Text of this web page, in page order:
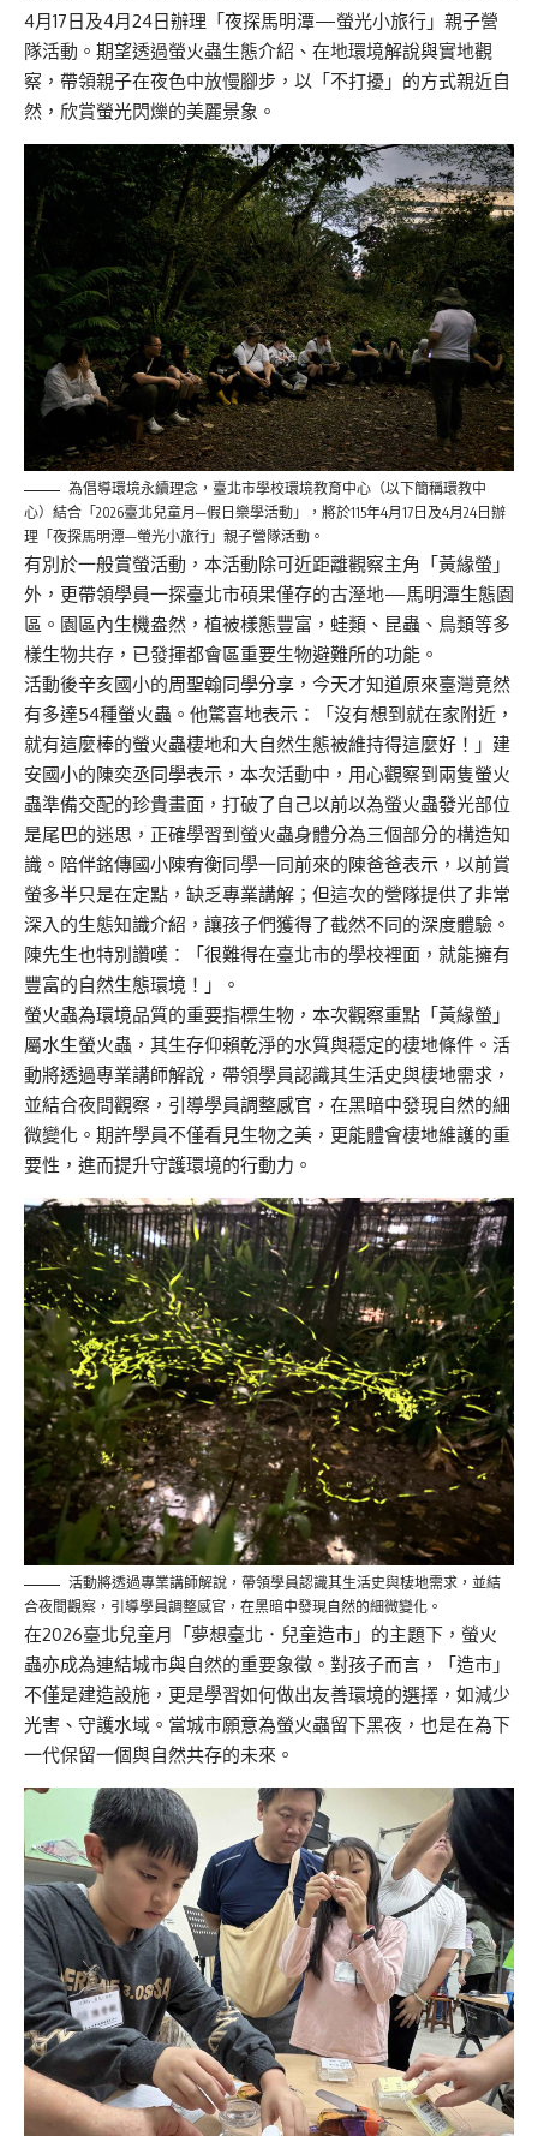
4月17日及4月24日辦理「夜探馬明潭—螢光小旅行」親子營
隊活動。期望透過螢火蟲生態介紹、在地環境解說與實地觀
察，帶領親子在夜色中放慢腳步，以「不打擾」的方式親近自
然，欣賞螢光閃爍的美麗景象。
為倡導環境永續理念，臺北市學校環境教育中心（以下簡稱環教中
心）結合「2026臺北兒童月─假日樂學活動」，將於115年4月17日及4月24日辦
理「夜探馬明潭—螢光小旅行」親子營隊活動。
有別於一般賞螢活動，本活動除可近距離觀察主角「黃緣螢」
外，更帶領學員一探臺北市碩果僅存的古溼地—馬明潭生態園
區。園區內生機盎然，植被樣態豐富，蛙類、昆蟲、鳥類等多
樣生物共存，已發揮都會區重要生物避難所的功能。
活動後辛亥國小的周聖翰同學分享，今天才知道原來臺灣竟然
有多達54種螢火蟲。他驚喜地表示：「沒有想到就在家附近，
就有這麼棒的螢火蟲棲地和大自然生態被維持得這麼好！」建
安國小的陳奕丞同學表示，本次活動中，用心觀察到兩隻螢火
蟲準備交配的珍貴畫面，打破了自己以前以為螢火蟲發光部位
是尾巴的迷思，正確學習到螢火蟲身體分為三個部分的構造知
識。陪伴銘傳國小陳宥衡同學一同前來的陳爸爸表示，以前賞
螢多半只是在定點，缺乏專業講解；但這次的營隊提供了非常
深入的生態知識介紹，讓孩子們獲得了截然不同的深度體驗。
陳先生也特別讚嘆：「很難得在臺北市的學校裡面，就能擁有
豐富的自然生態環境！」。
螢火蟲為環境品質的重要指標生物，本次觀察重點「黃緣螢」
屬水生螢火蟲，其生存仰賴乾淨的水質與穩定的棲地條件。活
動將透過專業講師解說，帶領學員認識其生活史與棲地需求，
並結合夜間觀察，引導學員調整感官，在黑暗中發現自然的細
微變化。期許學員不僅看見生物之美，更能體會棲地維護的重
要性，進而提升守護環境的行動力。
活動將透過專業講師解說，帶領學員認識其生活史與棲地需求，並結
合夜間觀察，引導學員調整感官，在黑暗中發現自然的細微變化。
在2026臺北兒童月「夢想臺北．兒童造市」的主題下，螢火
蟲亦成為連結城市與自然的重要象徵。對孩子而言，「造市」
不僅是建造設施，更是學習如何做出友善環境的選擇，如減少
光害、守護水域。當城市願意為螢火蟲留下黑夜，也是在為下
一代保留一個與自然共存的未來。